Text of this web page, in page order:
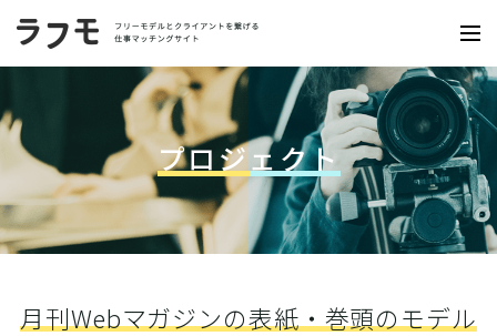
プロジェクト
月刊Webマガジンの表紙・巻頭のモデル